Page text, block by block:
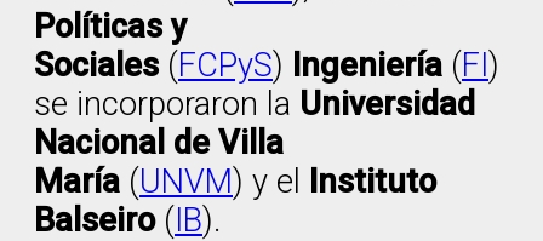
Políticas y
Sociales (FCPyS) Ingeniería (FI)
se incorporaron la Universidad
Nacional de Villa
María (UNVM) y el
Instituto
Balseiro(IB).